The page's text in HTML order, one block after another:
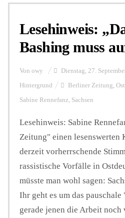
Lesehinweis:
Bashing muss
Von owy Dienstag, 27.
Hintergrund Berliner Zeitung,
Sabine Rennefanz, Sachsen
Lesehinweis: Sabine
Zeitung" einen lesenswerten
derzeit vorherrschende
rassistische Vorfälle in
müsste man wohl sagen:
Ihr geht es um das
gerade jenen die Arbeit noch